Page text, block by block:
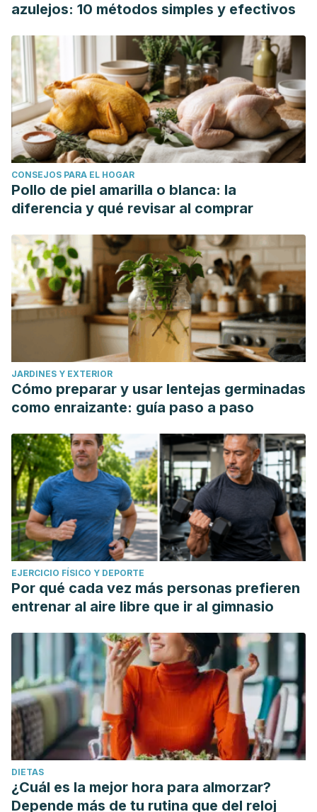
azulejos: 10 métodos simples y efectivos
CONSEJOS PARA EL HOGAR
Pollo de piel amarilla o blanca: la
diferencia y qué revisar al comprar
JARDINES Y EXTERIOR
Cómo preparar y usar lentejas germinadas
como enraizante: guía paso a paso
EJERCICIO FÍSICO Y DEPORTE
Por qué cada vez más personas prefieren
entrenar al aire libre que ir al gimnasio
DIETAS
¿Cuál es la mejor hora para almorzar?
Depende más de tu rutina que del reloj